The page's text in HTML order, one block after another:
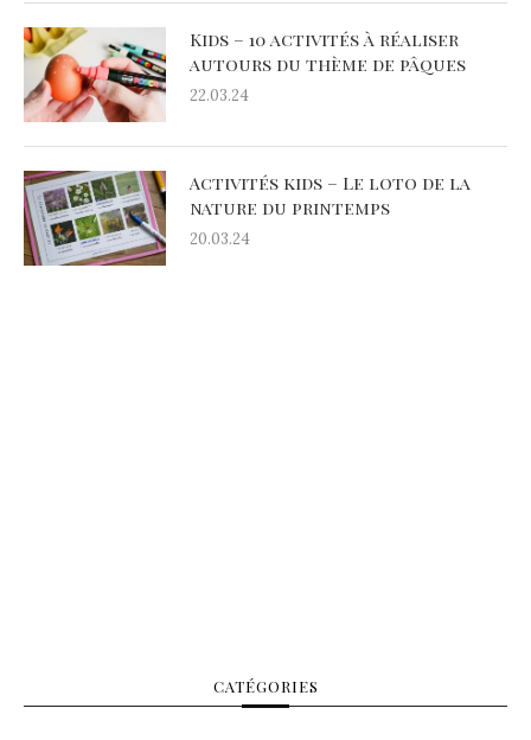
Kids – 10 activités à réaliser
autours du thème de pâques
22.03.24
Activités kids – Le loto de la
nature du printemps
20.03.24
CATÉGORIES